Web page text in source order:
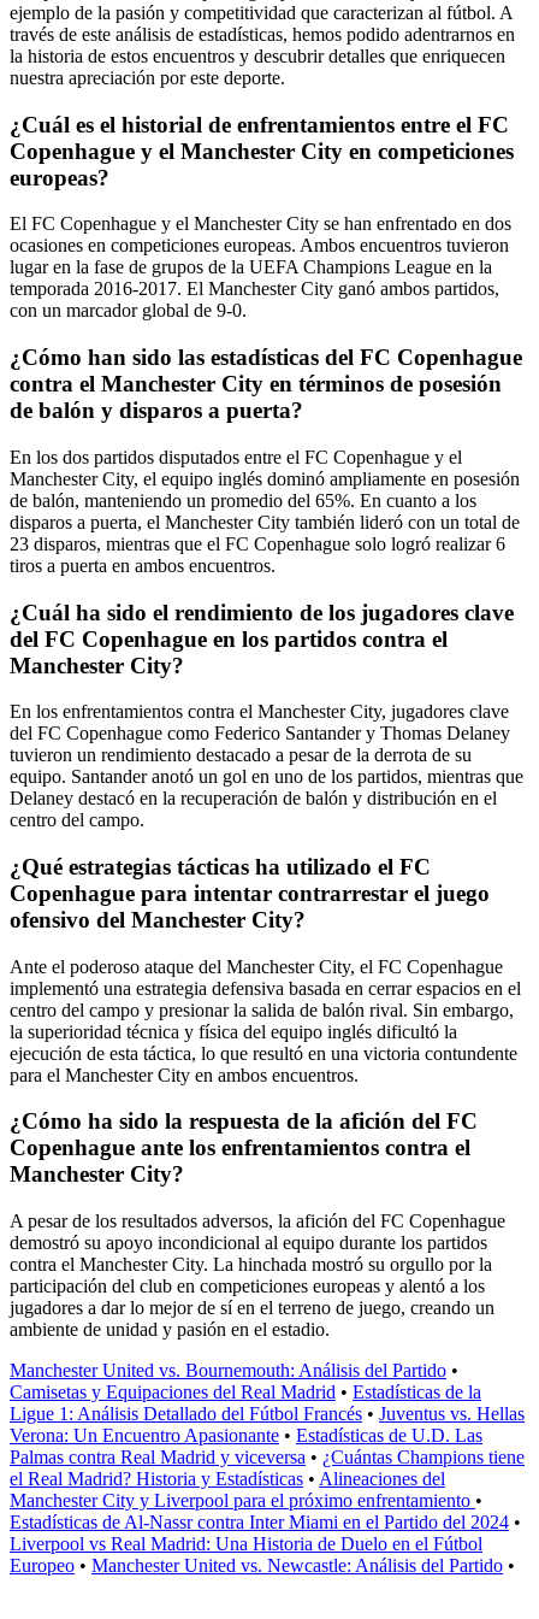
ejemplo de la pasión y competitividad que caracterizan al fútbol. A
través de este análisis de estadísticas, hemos podido adentrarnos en
la historia de estos encuentros y descubrir detalles que enriquecen
nuestra apreciación por este deporte.
¿Cuál es el historial de enfrentamientos entre el FC
Copenhague y el Manchester City en competiciones
europeas?
El FC Copenhague y el Manchester City se han enfrentado en dos
ocasiones en competiciones europeas. Ambos encuentros tuvieron
lugar en la fase de grupos de la UEFA Champions League en la
temporada 2016-2017. El Manchester City ganó ambos partidos,
con un marcador global de 9-0.
¿Cómo han sido las estadísticas del FC Copenhague
contra el Manchester City en términos de posesión
de balón y disparos a puerta?
En los dos partidos disputados entre el FC Copenhague y el
Manchester City, el equipo inglés dominó ampliamente en posesión
de balón, manteniendo un promedio del 65%. En cuanto a los
disparos a puerta, el Manchester City también lideró con un total de
23 disparos, mientras que el FC Copenhague solo logró realizar 6
tiros a puerta en ambos encuentros.
¿Cuál ha sido el rendimiento de los jugadores clave
del FC Copenhague en los partidos contra el
Manchester City?
En los enfrentamientos contra el Manchester City, jugadores clave
del FC Copenhague como Federico Santander y Thomas Delaney
tuvieron un rendimiento destacado a pesar de la derrota de su
equipo. Santander anotó un gol en uno de los partidos, mientras que
Delaney destacó en la recuperación de balón y distribución en el
centro del campo.
¿Qué estrategias tácticas ha utilizado el FC
Copenhague para intentar contrarrestar el juego
ofensivo del Manchester City?
Ante el poderoso ataque del Manchester City, el FC Copenhague
implementó una estrategia defensiva basada en cerrar espacios en el
centro del campo y presionar la salida de balón rival. Sin embargo,
la superioridad técnica y física del equipo inglés dificultó la
ejecución de esta táctica, lo que resultó en una victoria contundente
para el Manchester City en ambos encuentros.
¿Cómo ha sido la respuesta de la afición del FC
Copenhague ante los enfrentamientos contra el
Manchester City?
A pesar de los resultados adversos, la afición del FC Copenhague
demostró su apoyo incondicional al equipo durante los partidos
contra el Manchester City. La hinchada mostró su orgullo por la
participación del club en competiciones europeas y alentó a los
jugadores a dar lo mejor de sí en el terreno de juego, creando un
ambiente de unidad y pasión en el estadio.
Manchester United vs. Bournemouth: Análisis del Partido •
Camisetas y Equipaciones del Real Madrid • Estadísticas de la
Ligue 1: Análisis Detallado del Fútbol Francés • Juventus vs. Hellas
Verona: Un Encuentro Apasionante • Estadísticas de U.D. Las
Palmas contra Real Madrid y viceversa • ¿Cuántas Champions tiene
el Real Madrid? Historia y Estadísticas • Alineaciones del
Manchester City y Liverpool para el próximo enfrentamiento •
Estadísticas de Al-Nassr contra Inter Miami en el Partido del 2024 •
Liverpool vs Real Madrid: Una Historia de Duelo en el Fútbol
Europeo • Manchester United vs. Newcastle: Análisis del Partido •